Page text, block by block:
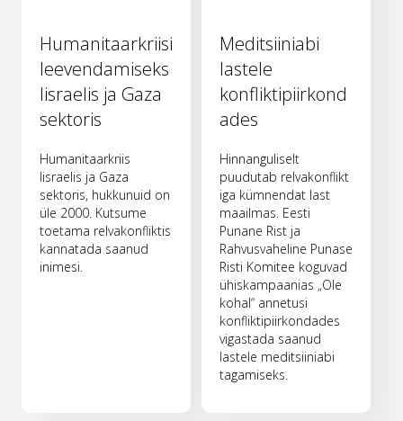
Humanitaarkriisi
leevendamiseks
Iisraelis ja Gaza
sektoris
Humanitaarkriis
Iisraelis ja Gaza
sektoris, hukkunuid on
üle 2000. Kutsume
toetama relvakonfliktis
kannatada saanud
inimesi.
Meditsiiniabi
lastele
konfliktipiirkond
ades
Hinnanguliselt
puudutab relvakonflikt
iga kümnendat last
maailmas. Eesti
Punane Rist ja
Rahvusvaheline Punase
Risti Komitee koguvad
ühiskampaanias „Ole
kohal“ annetusi
konfliktipiirkondades
vigastada saanud
lastele meditsiiniabi
tagamiseks.